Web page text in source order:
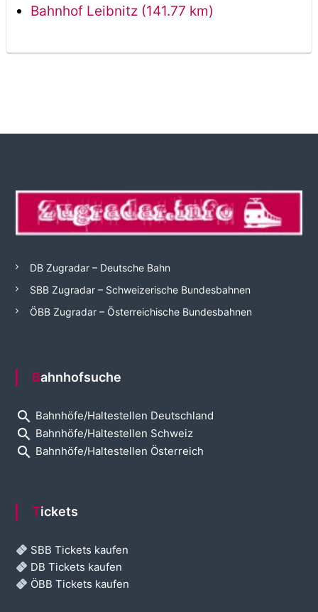
Bahnhof Leibnitz (141.77 km)
DB Zugradar – Deutsche Bahn
SBB Zugradar – Schweizerische Bundesbahnen
ÖBB Zugradar – Österreichische Bundesbahnen
Bahnhofsuche
search Bahnhöfe/Haltestellen Deutschland
search Bahnhöfe/Haltestellen Schweiz
search Bahnhöfe/Haltestellen Österreich
Tickets
SBB Tickets kaufen
DB Tickets kaufen
ÖBB Tickets kaufen